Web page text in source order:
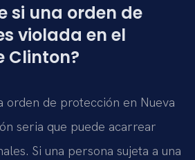
si una orden de
violada en el
Clinton?
orden de protección en Nueva
seria que puede acarrear
Si una persona sujeta a una